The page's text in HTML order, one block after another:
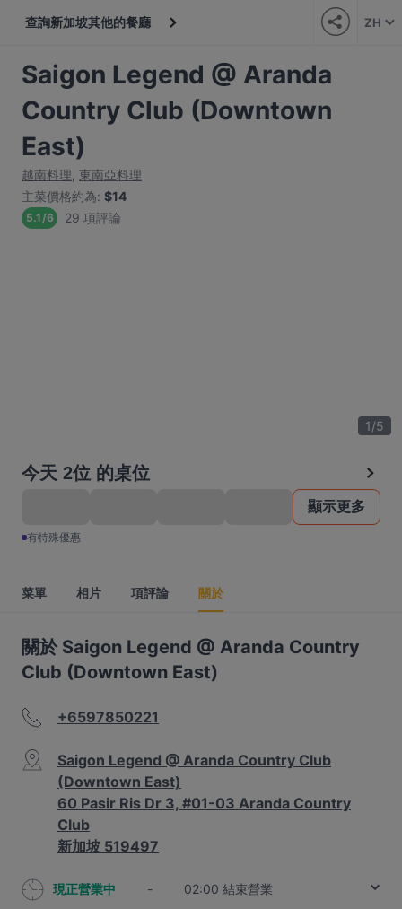
查詢新加坡其他的餐廳 ZH
Saigon Legend @ Aranda
Country Club (Downtown
East)
越南料理, 東南亞料理
主菜價格約為: $14
5.1/6 29 項評論
1/5
今天 2位 的桌位
顯示更多
有特殊優惠
菜單 相片 項評論 關於
關於 Saigon Legend @ Aranda Country
Club (Downtown East)
+6597850221
Saigon Legend @ Aranda Country Club
(Downtown East)
60 Pasir Ris Dr 3, #01-03 Aranda Country
Club
新加坡 519497
現正營業中 -
02:00 結束營業